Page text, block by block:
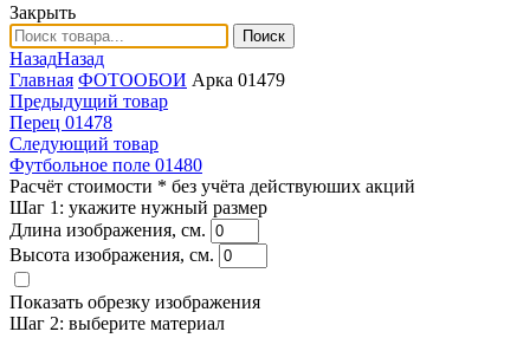
Закрыть
Поиск
НазадНазад
Главная ФОТООБОИ Арка 01479
Предыдущий товар
Перец 01478
Следующий товар
Футбольное поле 01480
Расчёт стоимости * без учёта действуюших акций
Шаг 1: укажите нужный размер
Длина изображения, см.
Высота изображения, см.
Показать обрезку изображения
Шаг 2: выберите материал